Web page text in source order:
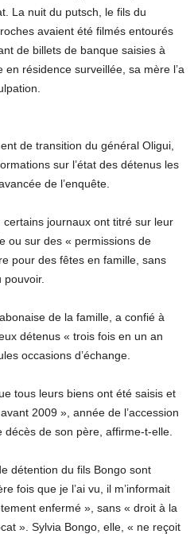
La nuit du putsch, le fils du
avaient été filmés entourés
de billets de banque saisies à
en résidence surveillée, sa mère l’a
de transition du général Oligui,
sur l’état des détenus les
de l’enquête.
journaux ont titré sur leur
ou sur des « permissions de
pour des fêtes en famille, sans
de la famille, a confié à
détenus « trois fois en un an
occasions d’échange.
tous leurs biens ont été saisis et
2009 », année de l’accession
décès de son père, affirme-t-elle.
détention du fils Bongo sont
fois que je l’ai vu, il m’informait
enfermé », sans « droit à la
». Sylvia Bongo, elle, « ne reçoit